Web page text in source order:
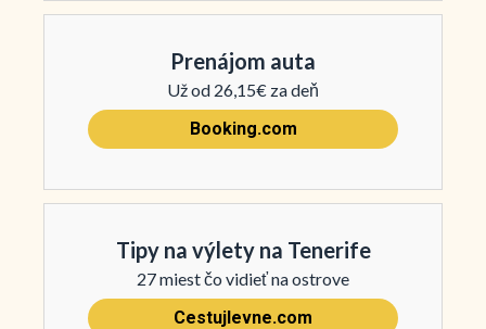
Prenájom auta
Už od 26,15€ za deň
Booking.com
Tipy na výlety na Tenerife
27 miest čo vidieť na ostrove
Cestujlevne.com